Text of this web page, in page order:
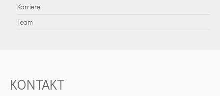
Karriere
Team
KONTAKT